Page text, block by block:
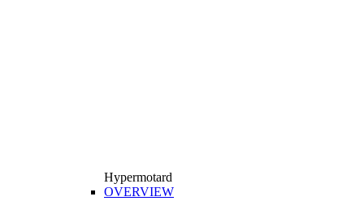
Hypermotard
OVERVIEW